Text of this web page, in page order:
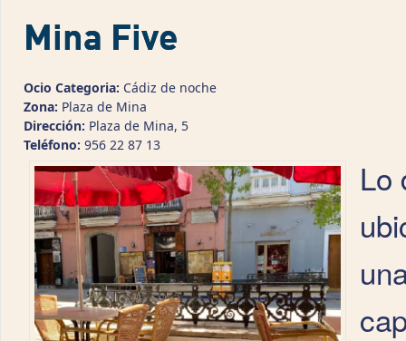
Mina Five
Ocio Categoria: Cádiz de noche
Zona: Plaza de Mina
Dirección: Plaza de Mina, 5
Teléfono: 956 22 87 13
Lo